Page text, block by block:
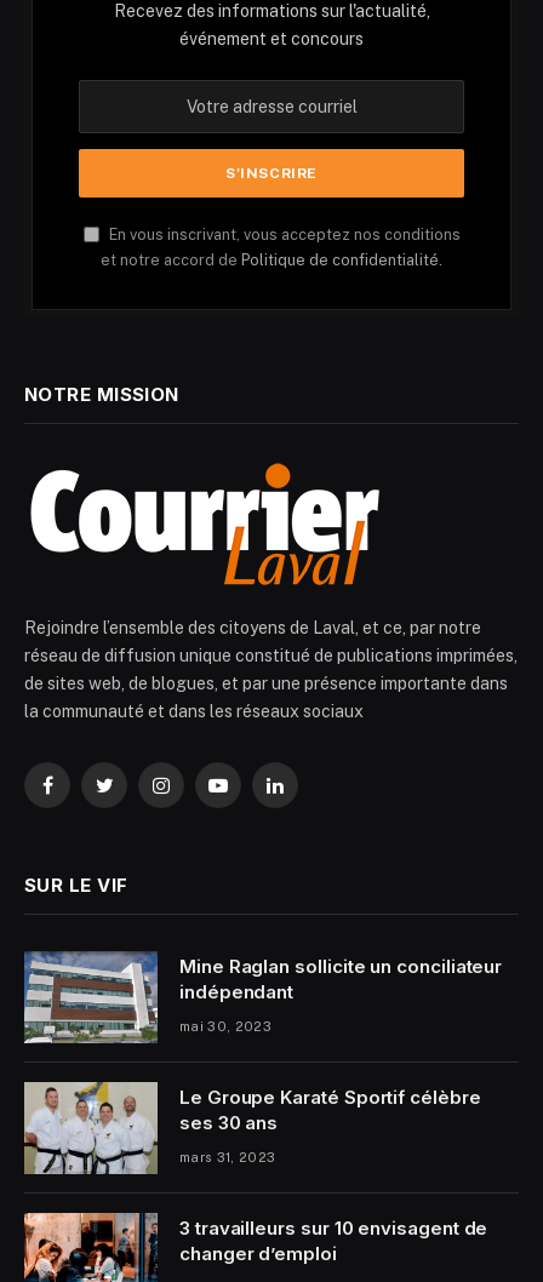
Recevez des informations sur l'actualité,
événement et concours
En vous inscrivant, vous acceptez nos conditions
et notre accord de Politique de confidentialité.
NOTRE MISSION
Rejoindre l’ensemble des citoyens de Laval, et ce, par notre
réseau de diffusion unique constitué de publications imprimées,
de sites web, de blogues, et par une présence importante dans
la communauté et dans les réseaux sociaux
FacebookTwitterInstagramYouTubeLinkedIn
SUR LE VIF
Mine Raglan sollicite un conciliateur
indépendant
mai 30, 2023
Le Groupe Karaté Sportif célèbre
ses 30 ans
mars 31, 2023
3 travailleurs sur 10 envisagent de
changer d’emploi